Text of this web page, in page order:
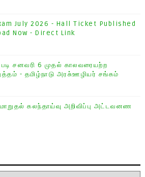
July 2026 - Hall Ticket Published
Now - Direct Link
சனவரி 6 முதல் காலவரையற்ற
- தமிழ்நாடு அரசு்ஊழியர் சங்கம்
மாறுதல் கலந்தாய்வு அறிவிப்பு அட்டவனண